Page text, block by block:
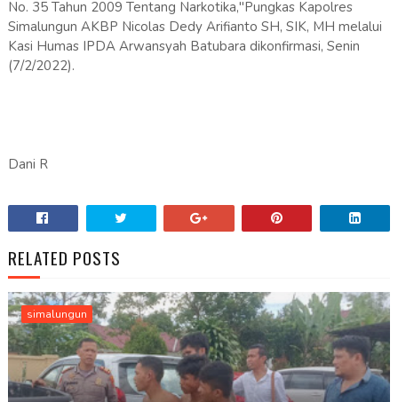
No. 35 Tahun 2009 Tentang Narkotika,"Pungkas Kapolres
Simalungun AKBP Nicolas Dedy Arifianto SH, SIK, MH melalui
Kasi Humas IPDA Arwansyah Batubara dikonfirmasi, Senin
(7/2/2022).
Dani R
RELATED POSTS
simalungun